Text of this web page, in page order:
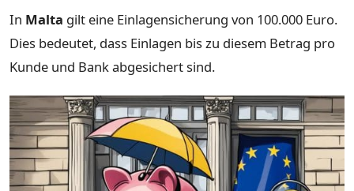
In Malta gilt eine Einlagensicherung von 100.000 Euro.
Dies bedeutet, dass Einlagen bis zu diesem Betrag pro
Kunde und Bank abgesichert sind.